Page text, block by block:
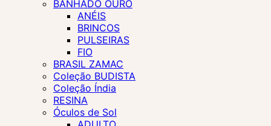
BANHADO OURO
ANÉIS
BRINCOS
PULSEIRAS
FIO
BRASIL ZAMAC
Coleção BUDISTA
Coleção Índia
RESINA
Óculos de Sol